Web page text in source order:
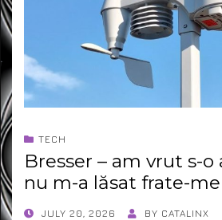
TECH
Bresser – am vrut s-o
nu m-a lăsat frate-
POSTED
JULY 20, 2026 BY CATALINX